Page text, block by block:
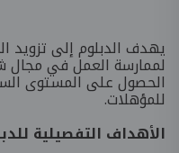
يهدف الدبلوم إلى تزويد
لممارسة العمل في مجال
الحصول على المستوى
للمؤهلات.
الأهداف التفصيلية